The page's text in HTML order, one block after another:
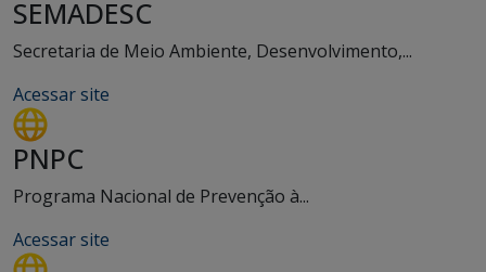
SEMADESC
Secretaria de Meio Ambiente, Desenvolvimento,...
Acessar site
PNPC
Programa Nacional de Prevenção à...
Acessar site